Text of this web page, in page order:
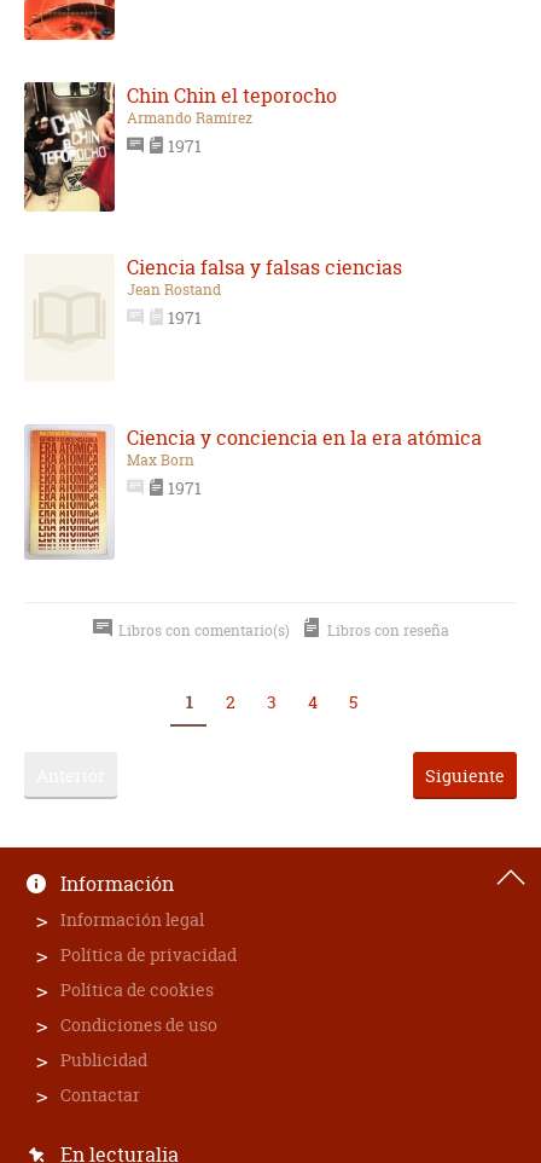
Chin Chin el teporocho
Armando Ramírez
1971
Ciencia falsa y falsas ciencias
Jean Rostand
1971
Ciencia y conciencia en la era atómica
Max Born
1971
Libros con comentario(s) Libros con reseña
1 2 3 4 5
Siguiente
Información
Información legal
Política de privacidad
Política de cookies
Condiciones de uso
Publicidad
Contactar
En lecturalia